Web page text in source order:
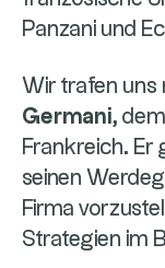
Panzani und
Wir trafen uns
Germani,
Frankreich. Er
seinen
Firma
Strategien im